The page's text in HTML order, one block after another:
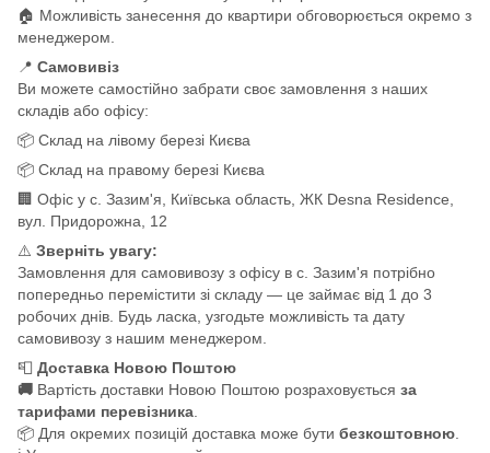
🏠 Можливість занесення до квартири обговорюється окремо з
менеджером.
📍 Самовивіз
Ви можете самостійно забрати своє замовлення з наших
складів або офісу:
📦 Склад на лівому березі Києва
📦 Склад на правому березі Києва
🏢 Офіс у с. Зазим'я, Київська область, ЖК Desna Residence,
вул. Придорожна, 12
⚠️ Зверніть увагу:
Замовлення для самовивозу з офісу в с. Зазим'я потрібно
попередньо перемістити зі складу — це займає від 1 до 3
робочих днів. Будь ласка, узгодьте можливість та дату
самовивозу з нашим менеджером.
📮 Доставка Новою Поштою
🚚 Вартість доставки Новою Поштою розраховується за
тарифами перевізника
📦 Для окремих позицій доставка може бути безкоштовною